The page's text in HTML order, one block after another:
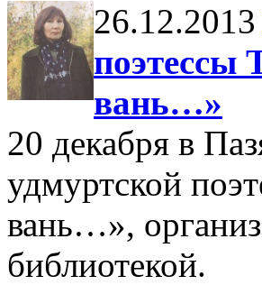
26.12.2013
поэтессы
вань…»
20 декабря в
удмуртской
вань…»,
библиотекой.